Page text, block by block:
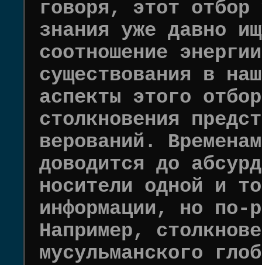
говоря, этот
знания уже давно
соотношение
существования в
аспекты этого
столкновения
верований.
доводится до
носители одной и
информации, но по-
Например,
мусульманского